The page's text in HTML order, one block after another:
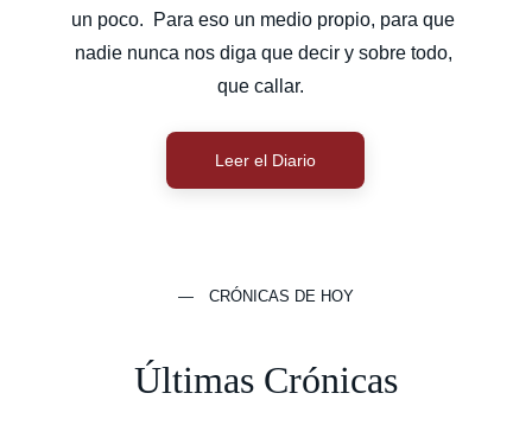
Leer el Diario
un poco.  Para eso un medio propio, para que
nadie nunca nos diga que decir y sobre todo,
que callar.
— CRÓNICAS DE HOY
Últimas Crónicas